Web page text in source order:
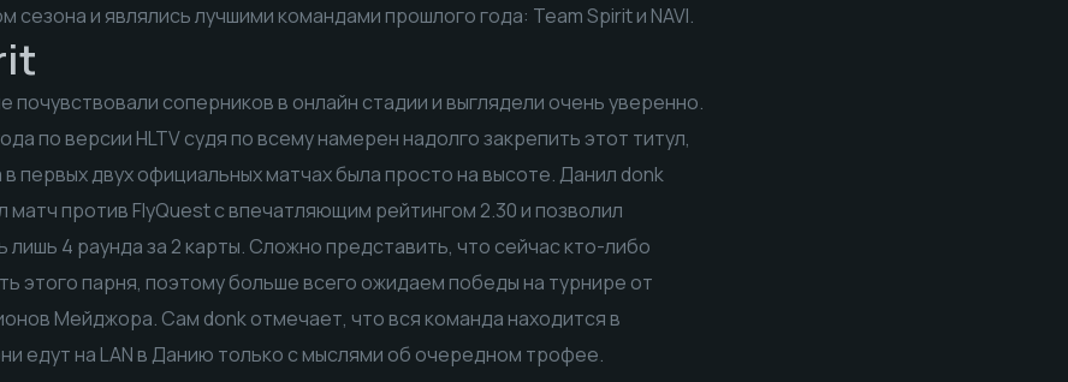
сезона и являлись лучшими командами прошлого года: Team Spirit и NAVI.
почувствовали соперников в онлайн стадии и выглядели очень уверенно.
по версии HLTV судя по всему намерен надолго закрепить этот титул,
в первых двух официальных матчах была просто на высоте. Данил donk
матч против FlyQuest с впечатляющим рейтингом 2.30 и позволил
лишь 4 раунда за 2 карты. Сложно представить, что сейчас кто-либо
этого парня, поэтому больше всего ожидаем победы на турнире от
Мейджора. Сам donk отмечает, что вся команда находится в
едут на LAN в Данию только с мыслями об очередном трофее.